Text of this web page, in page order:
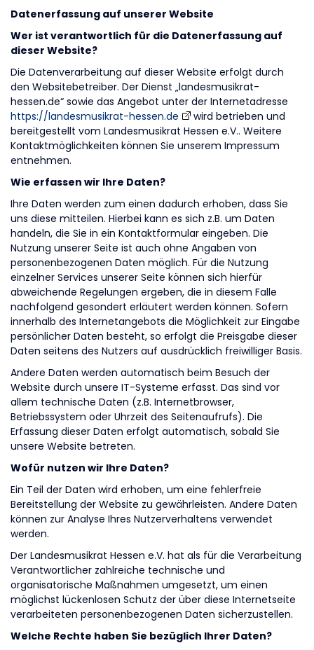
Datenerfassung auf unserer Website
Wer ist verantwortlich für die Datenerfassung auf
dieser Website?
Die Datenverarbeitung auf dieser Website erfolgt durch
den Websitebetreiber. Der Dienst „landesmusikrat-
hessen.de“ sowie das Angebot unter der Internetadresse
https://landesmusikrat-hessen.de
wird betrieben und
bereitgestellt vom Landesmusikrat Hessen e.V.. Weitere
Kontaktmöglichkeiten können Sie unserem Impressum
entnehmen.
Wie erfassen wir Ihre Daten?
Ihre Daten werden zum einen dadurch erhoben, dass Sie
uns diese mitteilen. Hierbei kann es sich z.B. um Daten
handeln, die Sie in ein Kontaktformular eingeben. Die
Nutzung unserer Seite ist auch ohne Angaben von
personenbezogenen Daten möglich. Für die Nutzung
einzelner Services unserer Seite können sich hierfür
abweichende Regelungen ergeben, die in diesem Falle
nachfolgend gesondert erläutert werden können. Sofern
innerhalb des Internetangebots die Möglichkeit zur Eingabe
persönlicher Daten besteht, so erfolgt die Preisgabe dieser
Daten seitens des Nutzers auf ausdrücklich freiwilliger Basis.
Andere Daten werden automatisch beim Besuch der
Website durch unsere IT-Systeme erfasst. Das sind vor
allem technische Daten (z.B. Internetbrowser,
Betriebssystem oder Uhrzeit des Seitenaufrufs). Die
Erfassung dieser Daten erfolgt automatisch, sobald Sie
unsere Website betreten.
Wofür nutzen wir Ihre Daten?
Ein Teil der Daten wird erhoben, um eine fehlerfreie
Bereitstellung der Website zu gewährleisten. Andere Daten
können zur Analyse Ihres Nutzerverhaltens verwendet
werden.
Der Landesmusikrat Hessen e.V. hat als für die Verarbeitung
Verantwortlicher zahlreiche technische und
organisatorische Maßnahmen umgesetzt, um einen
möglichst lückenlosen Schutz der über diese Internetseite
verarbeiteten personenbezogenen Daten sicherzustellen.
Welche Rechte haben Sie bezüglich Ihrer Daten?